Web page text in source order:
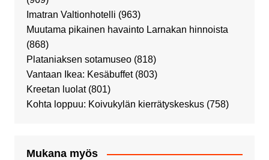
Imatran Valtionhotelli (963)
Muutama pikainen havainto Larnakan hinnoista
(868)
Plataniaksen sotamuseo (818)
Vantaan Ikea: Kesäbuffet (803)
Kreetan luolat (801)
Kohta loppuu: Koivukylän kierrätyskeskus (758)
Mukana myös